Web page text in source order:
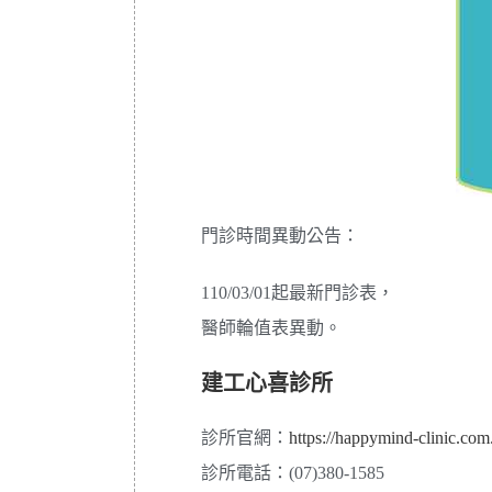
門診時間異動公告：
110/03/01起最新門診表，
醫師輪值表異動 。
建工心喜診所
診所官網： https://happymind-
診所電話：(07)380-1585